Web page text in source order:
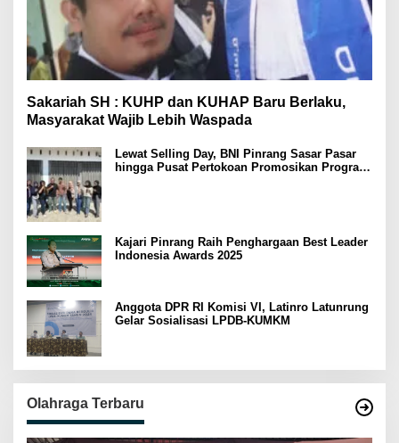
Sakariah SH : KUHP dan KUHAP Baru Berlaku,
Masyarakat Wajib Lebih Waspada
Lewat Selling Day, BNI Pinrang Sasar Pasar
hingga Pusat Pertokoan Promosikan Program
Kajari Pinrang Raih Penghargaan Best Leader
Indonesia Awards 2025
Anggota DPR RI Komisi VI, Latinro Latunrung
Gelar Sosialisasi LPDB-KUMKM
Olahraga Terbaru